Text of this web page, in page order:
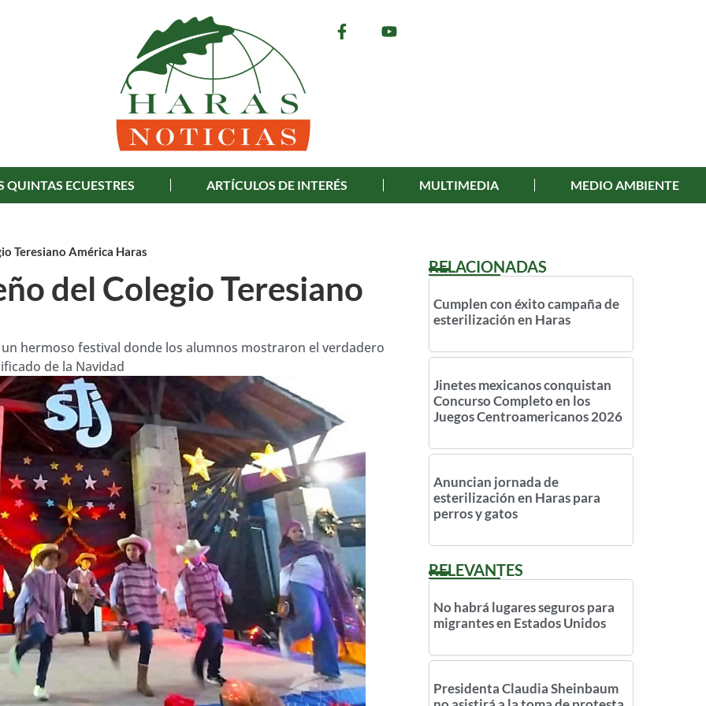
QUINTAS ECUESTRES ARTÍCULOS DE INTERÉS MULTIMEDIA MEDIO AMBIENTE
Teresiano América Haras
del Colegio Teresiano
hermoso festival donde los alumnos mostraron el verdadero
de la Navidad
RELACIONADAS
Cumplen con éxito campaña de
esterilización en Haras
Jinetes mexicanos conquistan
Concurso Completo en los
Juegos Centroamericanos 2026
Anuncian jornada de
esterilización en Haras para
perros y gatos
RELEVANTES
No habrá lugares seguros para
migrantes en Estados Unidos
Presidenta Claudia Sheinbaum